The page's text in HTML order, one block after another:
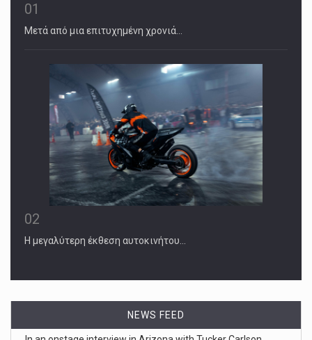
01
Μετά από μια επιτυχημένη χρονιά…
02
Η μεγαλύτερη έκθεση αυτοκινήτου…
NEWS FEED